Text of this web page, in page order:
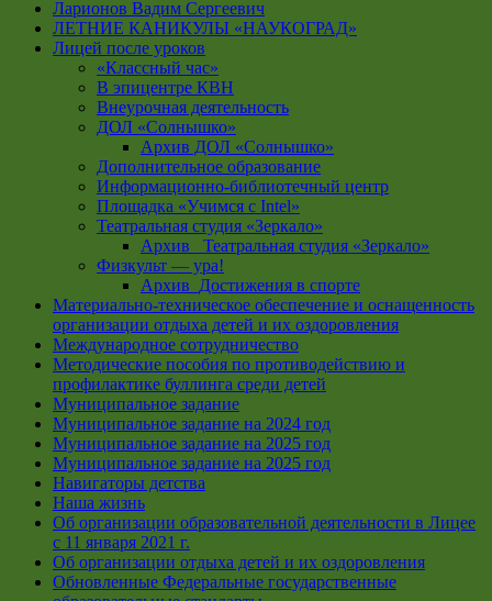
Ларионов Вадим Сергеевич
ЛЕТНИЕ КАНИКУЛЫ «НАУКОГРАД»
Лицей после уроков
«Классный час»
В эпицентре КВН
Внеурочная деятельность
ДОЛ «Солнышко»
Архив ДОЛ «Солнышко»
Дополнительное образование
Информационно-библиотечный центр
Площадка «Учимся с Intel»
Театральная студия «Зеркало»
Архив _Театральная студия «Зеркало»
Физкульт — ура!
Архив_Достижения в спорте
Материально-техническое обеспечение и оснащенность
организации отдыха детей и их оздоровления
Международное сотрудничество
Методические пособия по противодействию и
профилактике буллинга среди детей
Муниципальное задание
Муниципальное задание на 2024 год
Муниципальное задание на 2025 год
Муниципальное задание на 2025 год
Навигаторы детства
Наша жизнь
Об организации образовательной деятельности в Лицее
с 11 января 2021 г.
Об организации отдыха детей и их оздоровления
Обновленные Федеральные государственные